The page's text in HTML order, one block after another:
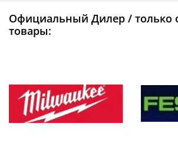
Официальный Дилер / только
товары: